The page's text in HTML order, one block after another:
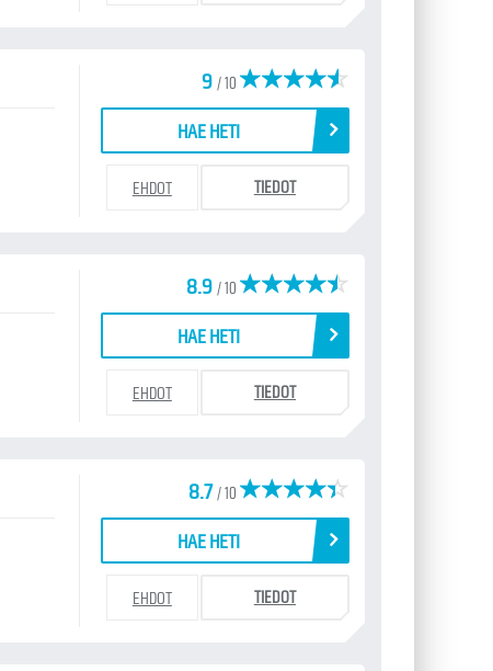
9/ 10
HAE HETI
EHDOT TIEDOT
8.9/ 10
HAE HETI
EHDOT TIEDOT
8.7/ 10
HAE HETI
EHDOT TIEDOT